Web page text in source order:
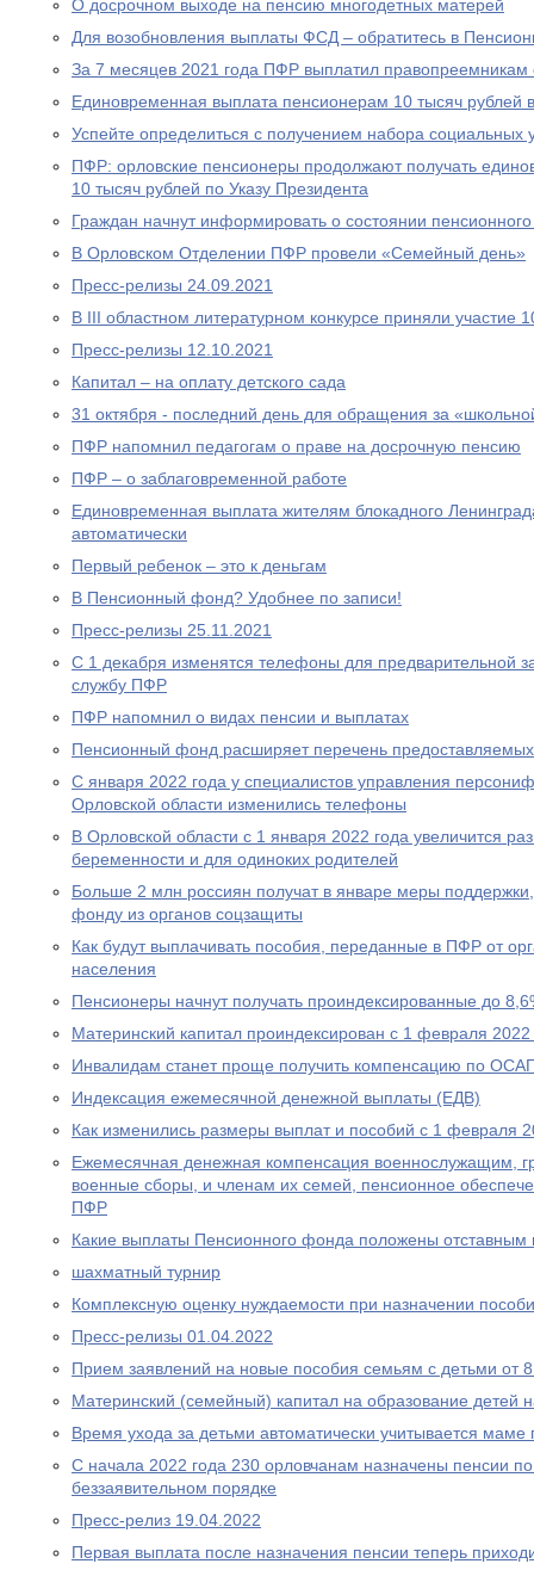
О досрочном выходе на пенсию многодетных матерей
Для возобновления выплаты ФСД – обратитесь в
За 7 месяцев 2021 года ПФР выплатил
Единовременная выплата пенсионерам 10 тысяч рублей
Успейте определиться с получением набора социальных
ПФР: орловские пенсионеры продолжают получать
10 тысяч рублей по Указу Президента
Граждан начнут информировать о состоянии
В Орловском Отделении ПФР провели «Семейный день»
Пресс-релизы 24.09.2021
В III областном литературном конкурсе приняли участие
Пресс-релизы 12.10.2021
Капитал – на оплату детского сада
31 октября - последний день для обращения за
ПФР напомнил педагогам о праве на досрочную пенсию
ПФР – о заблаговременной работе
Единовременная выплата жителям блокадного
автоматически
Первый ребенок – это к деньгам
В Пенсионный фонд? Удобнее по записи!
Пресс-релизы 25.11.2021
С 1 декабря изменятся телефоны для предварительной
службу ПФР
ПФР напомнил о видах пенсии и выплатах
Пенсионный фонд расширяет перечень
С января 2022 года у специалистов управления
Орловской области изменились телефоны
В Орловской области с 1 января 2022 года увеличится
беременности и для одиноких родителей
Больше 2 млн россиян получат в январе меры
фонду из органов соцзащиты
Как будут выплачивать пособия, переданные в ПФР от
населения
Пенсионеры начнут получать проиндексированные до
Материнский капитал проиндексирован с 1 февраля 2022
Инвалидам станет проще получить компенсацию по
Индексация ежемесячной денежной выплаты (ЕДВ)
Как изменились размеры выплат и пособий с 1 февраля
Ежемесячная денежная компенсация военнослужащим,
военные сборы, и членам их семей, пенсионное
ПФР
Какие выплаты Пенсионного фонда положены
шахматный турнир
Комплексную оценку нуждаемости при назначении
Пресс-релизы 01.04.2022
Прием заявлений на новые пособия семьям с детьми от
Материнский (семейный) капитал на образование детей
Время ухода за детьми автоматически учитывается
С начала 2022 года 230 орловчанам назначены пенсии
беззаявительном порядке
Пресс-релиз 19.04.2022
Первая выплата после назначения пенсии теперь